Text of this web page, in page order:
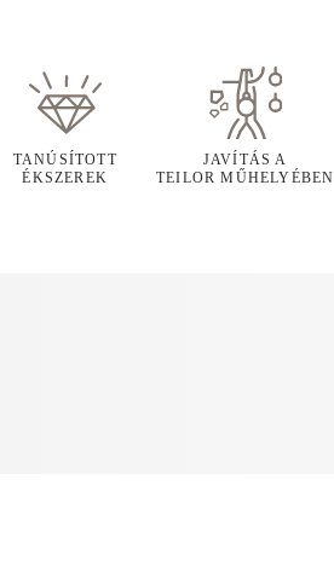
TANÚSÍTOTT
ÉKSZEREK
JAVÍTÁS A
TEILOR MŰHELYÉBEN